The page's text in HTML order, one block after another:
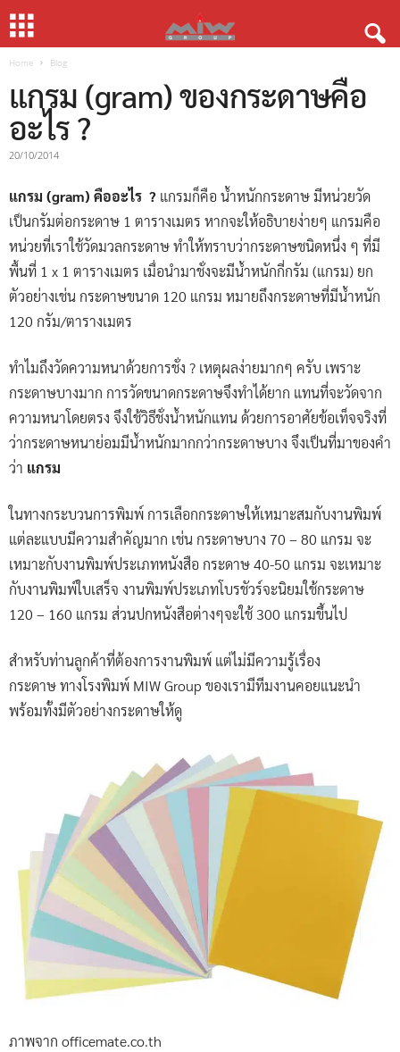
Home Blog
แกรม (gram) ของกระดาษคือ
อะไร ?
20/10/2014
แกรม (gram) คืออะไร ? แกรมก็คือ น้ำหนักกระดาษ มีหน่วยวัด
เป็นกรัมต่อกระดาษ 1 ตารางเมตร หากจะให้อธิบายง่ายๆ แกรมคือ
หน่วยที่เราใช้วัดมวลกระดาษ ทำให้ทราบว่ากระดาษชนิดหนึ่ง ๆ ที่มี
พื้นที่ 1 x 1 ตารางเมตร เมื่อนำมาชั่งจะมีน้ำหนักกี่กรัม (แกรม) ยก
ตัวอย่างเช่น กระดาษขนาด 120 แกรม หมายถึงกระดาษที่มีน้ำหนัก
120 กรัม/ตารางเมตร
ทำไมถึงวัดความหนาด้วยการชั่ง ? เหตุผลง่ายมากๆ ครับ เพราะ
กระดาษบางมาก การวัดขนาดกระดาษจึงทำได้ยาก แทนที่จะวัดจาก
ความหนาโดยตรง จึงใช้วิธีชั่งนํ้าหนักแทน ด้วยการอาศัยข้อเท็จจริงที่
ว่ากระดาษหนาย่อมมีนํ้าหนักมากกว่ากระดาษบาง จึงเป็นที่มาของคำ
ว่า แกรม
ในทางกระบวนการพิมพ์ การเลือกกระดาษให้เหมาะสมกับงานพิมพ์
แต่ละแบบมีความสำคัญมาก เช่น กระดาษบาง 70 – 80 แกรม จะ
เหมาะกับงานพิมพ์ประเภทหนังสือ กระดาษ 40-50 แกรม จะเหมาะ
กับงานพิมพ์ใบเสร็จ งานพิมพ์ประเภทโบรชัวร์จะนิยมใช้กระดาษ
120 – 160 แกรม ส่วนปกหนังสือต่างๆจะใช้ 300 แกรมขึ้นไป
สำหรับท่านลูกค้าที่ต้องการงานพิมพ์ แต่ไม่มีความรู้เรื่อง
กระดาษ ทางโรงพิมพ์ MIW Group ของเรามีทีมงานคอยแนะนำ
พร้อมทั้งมีตัวอย่างกระดาษให้ดู
ภาพจาก officemate.co.th